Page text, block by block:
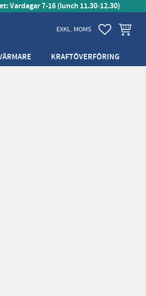
Vardagar 7-16 (lunch 11.30‑12.30)
EXKL. MOMS FAVORITER
KRAFTÖVERFÖRING